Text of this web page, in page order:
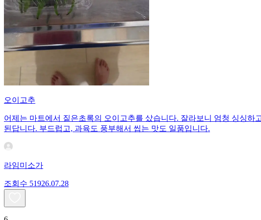
오이고추
어제는 마트에서 짙은초록의 오이고추를 샀습니다. 잘라보니 엄청 싱싱하
된답니다. 부드럽고, 과육도 풍부해서 씹는 맛도 일품입니다.
라임미소가
조회수 51926.07.28